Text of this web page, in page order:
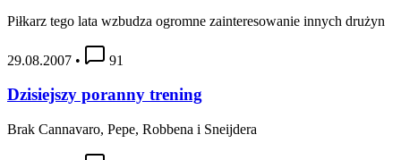
Piłkarz tego lata wzbudza ogromne zainteresowanie innych drużyn
29.08.2007 • 91
Dzisiejszy poranny trening
Brak Cannavaro, Pepe, Robbena i Sneijdera